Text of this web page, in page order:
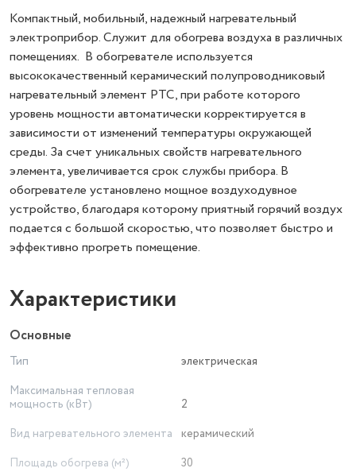
Компактный, мобильный, надежный нагревательный
электроприбор. Служит для обогрева воздуха в различных
помещениях. В обогревателе используется
высококачественный керамический полупроводниковый
нагревательный элемент PTC, при работе которого
уровень мощности автоматически корректируется в
зависимости от изменений температуры окружающей
среды. За счет уникальных свойств нагревательного
элемента, увеличивается срок службы прибора. В
обогревателе установлено мощное воздуходувное
устройство, благодаря которому приятный горячий воздух
подается с большой скоростью, что позволяет быстро и
эффективно прогреть помещение.
Характеристики
Основные
Тип
электрическая
Максимальная тепловая
мощность (кВт)
2
Вид нагревательного элемента
керамический
Площадь обогрева (м²)
30